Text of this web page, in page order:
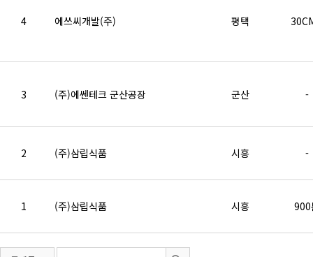
4 에쓰씨개발(주) 평택
3 (주)에쎈테크 군산공장 군산 -
2 (주)삼립식품 시흥 -
1 (주)삼립식품 시흥 900